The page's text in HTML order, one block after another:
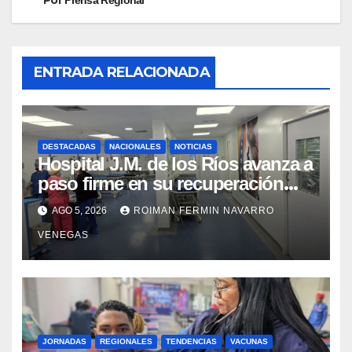
ENTRADA RELACIONADA
DESTACADAS NACIONALES NOTICIAS
Hospital J.M. de los Ríos avanza a
paso firme en su recuperación
tras los recientes eventos
sísmicos
AGO 5, 2026 ROIMAN FERMIN NAVARRO
VENEGAS
JORNADAS REGIONALES TENDENCIAS VACUNAS